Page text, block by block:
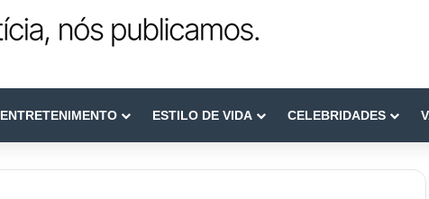
ENTRETENIMENTO ESTILO DE VIDA CELEBRIDADES